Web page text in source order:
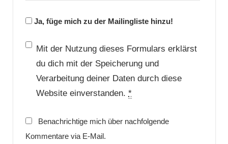
Ja, füge mich zu der Mailingliste hinzu!
Mit der Nutzung dieses Formulars erklärst
du dich mit der Speicherung und
Verarbeitung deiner Daten durch diese
Website einverstanden. *
Benachrichtige mich über nachfolgende
Kommentare via E-Mail.